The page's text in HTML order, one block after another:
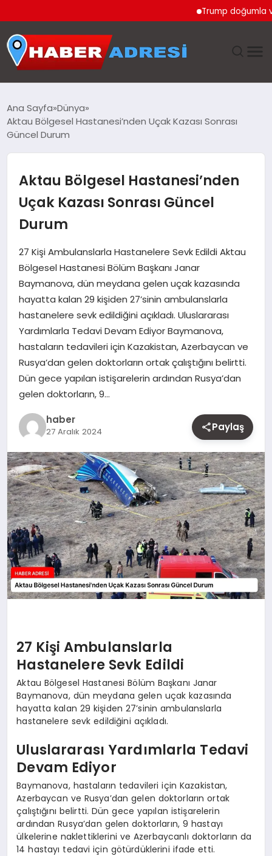
Trump doğumla
GÜNDEM
TEKNOLOJI
EĞITIM
MAGAZIN
YAŞAM
OTOMOBIL
Ana Sayfa Dünya
Aktau Bölgesel Hastanesi’nden Uçak Kazası Sonrası
Güncel Durum
Aktau Bölgesel Hastanesi’nden
Uçak Kazası Sonrası Güncel
Durum
27 Kişi Ambulanslarla Hastanelere Sevk Edildi Aktau
Bölgesel Hastanesi Bölüm Başkanı Janar
Baymanova, dün meydana gelen uçak kazasında
hayatta kalan 29 kişiden 27’sinin ambulanslarla
hastanelere sevk edildiğini açıkladı. Uluslararası
Yardımlarla Tedavi Devam Ediyor Baymanova,
hastaların tedavileri için Kazakistan, Azerbaycan ve
Rusya’dan gelen doktorların ortak çalıştığını belirtti.
Dün gece yapılan istişarelerin ardından Rusya’dan
gelen doktorların, 9…
haber
27 Aralık 2024 Paylaş
27 Kişi Ambulanslarla
Hastanelere Sevk Edildi
Aktau Bölgesel Hastanesi Bölüm Başkanı Janar
Baymanova, dün meydana gelen uçak kazasında
hayatta kalan 29 kişiden 27’sinin ambulanslarla
hastanelere sevk edildiğini açıkladı.
Uluslararası Yardımlarla Tedavi
Devam Ediyor
Baymanova, hastaların tedavileri için Kazakistan,
Azerbaycan ve Rusya’dan gelen doktorların ortak
çalıştığını belirtti. Dün gece yapılan istişarelerin
ardından Rusya’dan gelen doktorların, 9 hastayı
ülkelerine naklettiklerini ve Azerbaycanlı doktorların da
14 hastayı tedavi için götürdüklerini ifade etti.